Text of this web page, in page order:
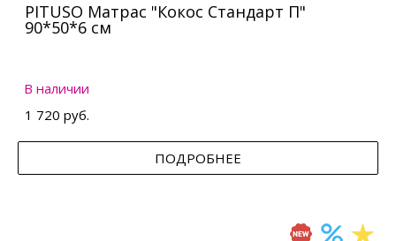
PITUSO Матрас "Кокос Стандарт П"
90*50*6 см
В наличии
1 720 руб.
ПОДРОБНЕЕ